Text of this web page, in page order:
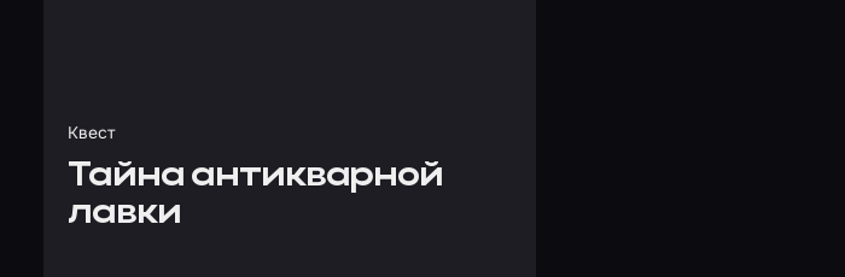
Квест
Тайна антикварной
лавки